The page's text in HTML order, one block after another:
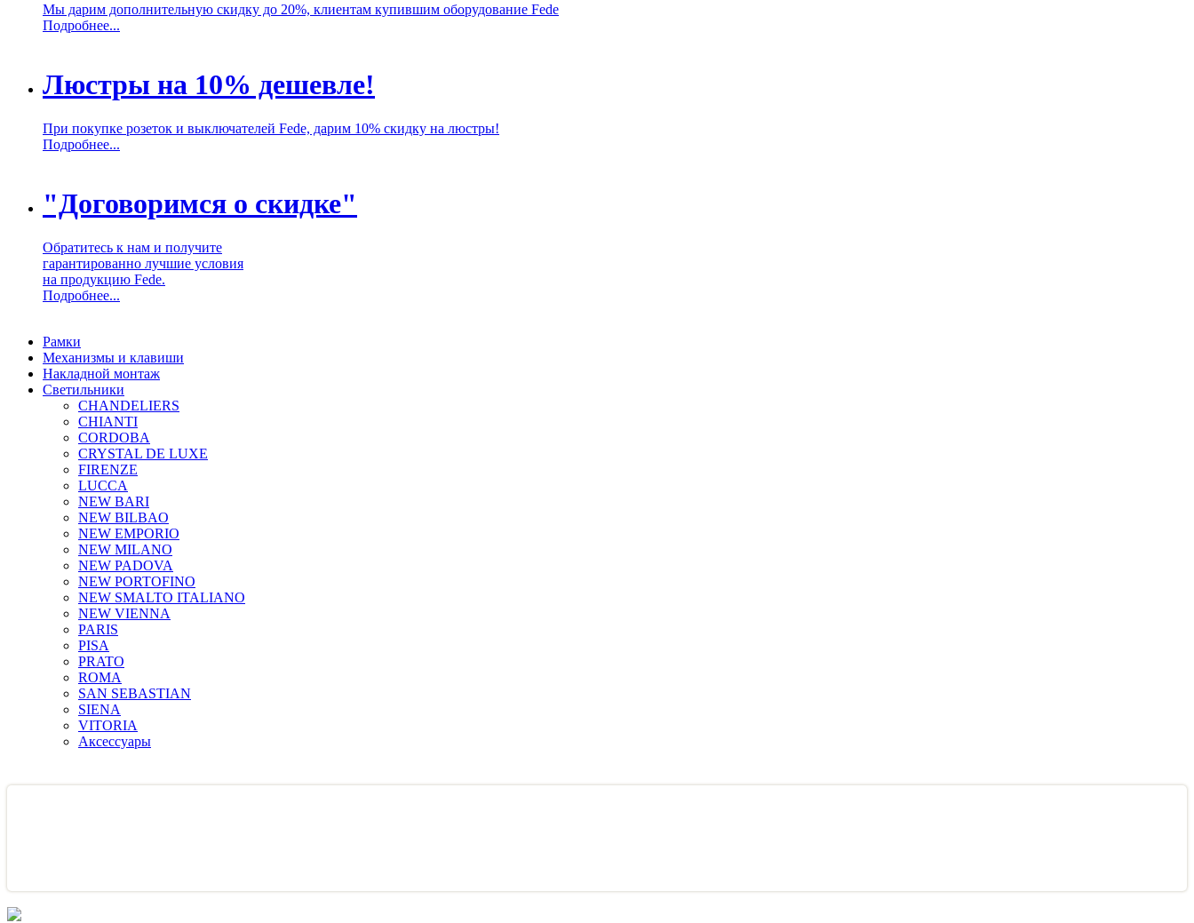
Мы дарим дополнительную скидку до 20%, клиентам купившим оборудование Fede
Подробнее...
Люстры на 10% дешевле!
При покупке розеток и выключателей Fede, дарим 10% скидку на люстры!
Подробнее...
"Договоримся о скидке"
Обратитесь к нам и получите
гарантированно лучшие условия
на продукцию Fede.
Подробнее...
Рамки
Механизмы и клавиши
Накладной монтаж
Светильники
CHANDELIERS
CHIANTI
CORDOBA
CRYSTAL DE LUXE
FIRENZE
LUCCA
NEW BARI
NEW BILBAO
NEW EMPORIO
NEW MILANO
NEW PADOVA
NEW PORTOFINO
NEW SMALTO ITALIANO
NEW VIENNA
PARIS
PISA
PRATO
ROMA
SAN SEBASTIAN
SIENA
VITORIA
Аксессуары